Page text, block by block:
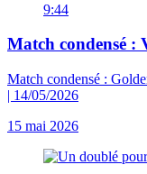
9:44
Match condensé :
Match condensé :
| 14/05/2026
15 mai 2026